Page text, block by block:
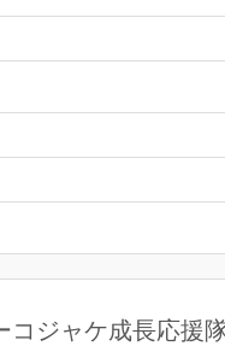
コジャケ成長応援